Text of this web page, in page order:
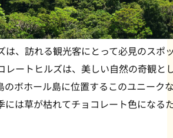
は、訪れる観光客にとって必見のスポ
レートヒルズは、美しい自然の奇観
のボホール島に位置するこのユニー
には草が枯れてチョコレート色になる